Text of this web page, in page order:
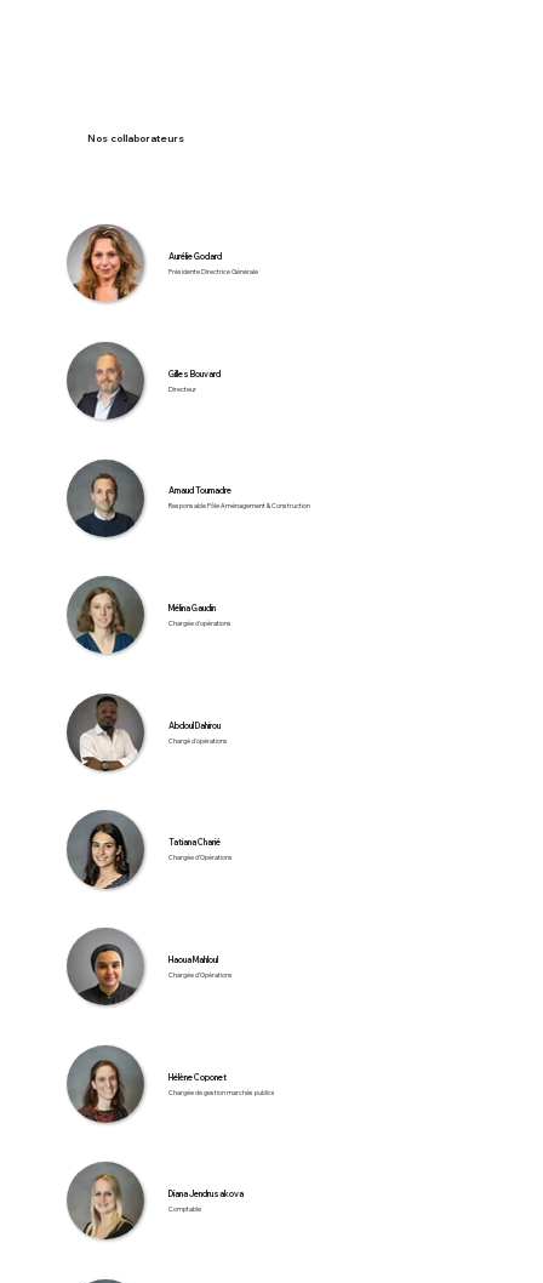
Nos collaborateurs
Aurélie Godard
Présidente Directrice Générale
Gilles Bouvard
Directeur
Arnaud Tournadre
Responsable Pôle Aménagement & Construction
Mélina Gaudin
Chargée d'opérations
Abdoul Dahirou
Chargé d'opérations
Tatiana Charié
Chargée d'Opérations
Haoua Mahloul
Chargée d'Opérations
Hélène Coponet
Chargée de gestion marchés publics
Diana Jendrusakova
Comptable